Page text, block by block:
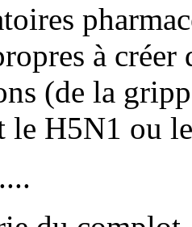
à
(de la
le H5N1 ou